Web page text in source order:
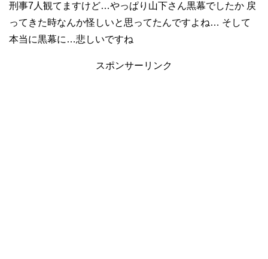
刑事7人観てますけど…やっぱり山下さん黒幕でしたか 戻
ってきた時なんか怪しいと思ってたんですよね… そして
本当に黒幕に…悲しいですね
スポンサーリンク